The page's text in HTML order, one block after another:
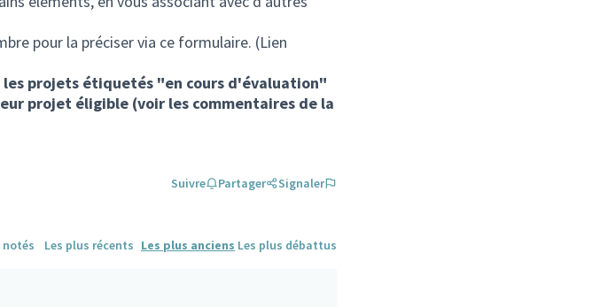
pour la préciser via ce formulaire. (Lien
projets étiquetés "en cours d'évaluation"
projet éligible (voir les commentaires de la
Suivre Partager Signaler
notés Les plus récents Les plus anciens Les plus débattus